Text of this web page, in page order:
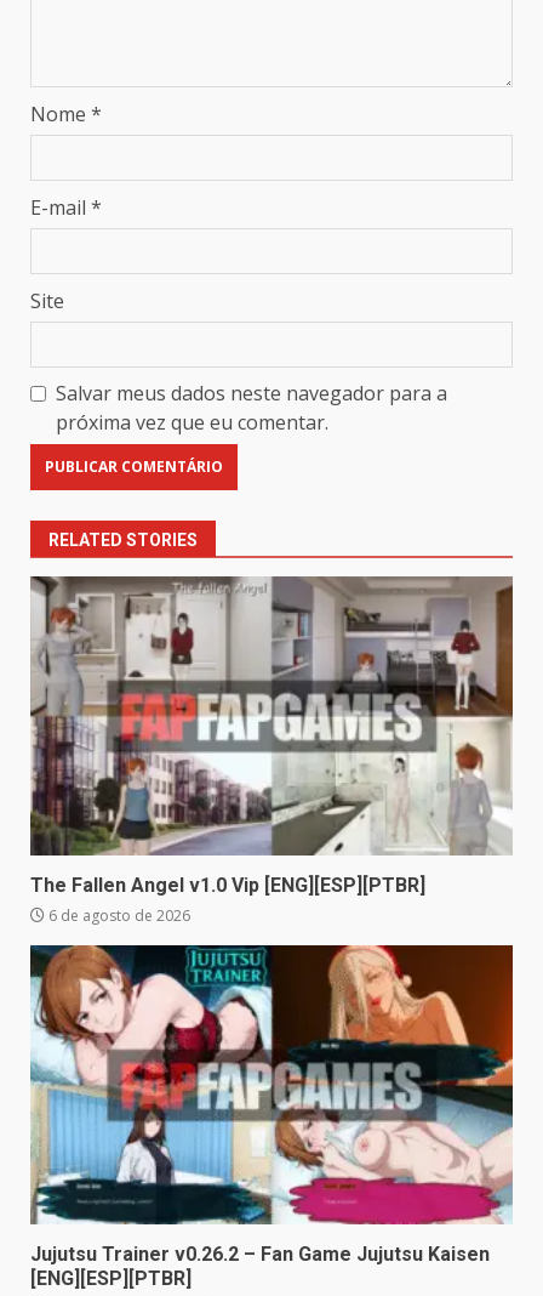
Nome *
E-mail *
Site
Salvar meus dados neste navegador para a
próxima vez que eu comentar.
RELATED STORIES
The Fallen Angel v1.0 Vip [ENG][ESP][PTBR]
6 de agosto de 2026
Jujutsu Trainer v0.26.2 – Fan Game Jujutsu Kaisen
[ENG][ESP][PTBR]